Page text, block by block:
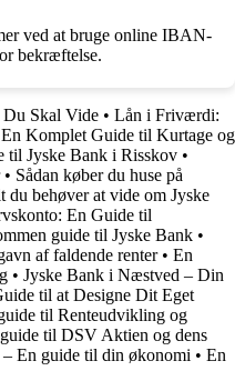
ved at bruge online IBAN-
bekræftelse.
Skal Vide • Lån i Friværdi:
En Komplet Guide til Kurtage og
til Jyske Bank i Risskov •
• Sådan køber du huse på
du behøver at vide om Jyske
En Guide til
guide til Jyske Bank •
af faldende renter• En
• Jyske Bank i Næstved – Din
til at Designe Dit Eget
til Renteudvikling og
til DSV Aktien og dens
En guide til din økonomi • En